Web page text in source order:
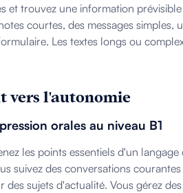
et trouvez une information
courtes, des messages simples,
Les textes longs ou
vers l'autonomie
orales au niveau B1
les points essentiels d'un
suivez des conversations courantes
des sujets d'actualité. Vous gérez